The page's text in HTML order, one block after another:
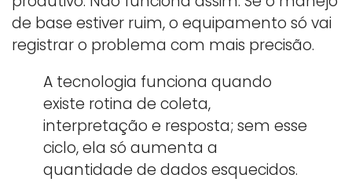
de base estiver ruim, o equipamento só vai
registrar o problema com mais precisão.
A tecnologia funciona quando
existe rotina de coleta,
interpretação e resposta; sem esse
ciclo, ela só aumenta a
quantidade de dados esquecidos.